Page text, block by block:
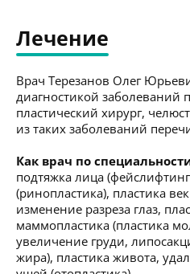
Лечение
Врач Терезанов Олег
диагностикой заболеваний
пластический хирург,
из таких заболеваний
Как врач по
подтяжка лица
(ринопластика), пластика
изменение разреза глаз,
маммопластика (пластика
увеличение груди,
жира), пластика живота,